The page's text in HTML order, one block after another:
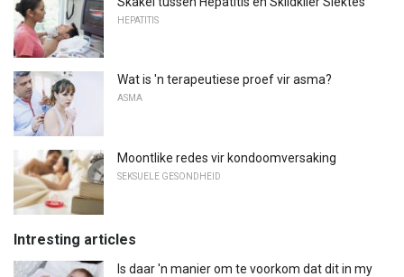
HEPATITIS
Wat is 'n terapeutiese proef vir asma?
ASMA
Moontlike redes vir kondoomversaking
SEKSUELE GESONDHEID
Intresting articles
Is daar 'n manier om te voorkom dat dit in my